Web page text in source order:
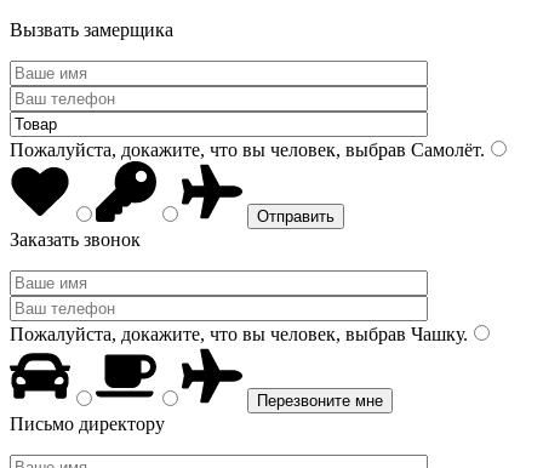
Вызвать замерщика
Пожалуйста, докажите, что вы человек, выбрав Самолёт.
Заказать звонок
Пожалуйста, докажите, что вы человек, выбрав Чашку.
Письмо директору